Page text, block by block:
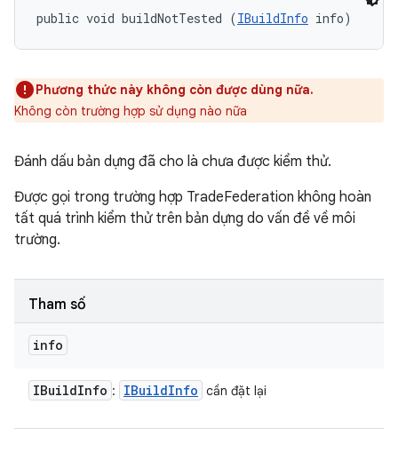
public void buildNotTested (IBuildInfo info)
Phương thức này không còn được dùng nữa.
Không còn trường hợp sử dụng nào nữa
Đánh dấu bản dựng đã cho là chưa được kiểm thử.
Được gọi trong trường hợp TradeFederation không hoàn
tất quá trình kiểm thử trên bản dựng do vấn đề về môi
trường.
Tham số
info
IBuildInfo : IBuildInfo cần đặt lại